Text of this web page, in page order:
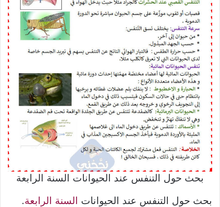
بحث حول التنفس عند الحيوانات السنة الرابعة
بحث حول التنفس عند الحيوانات السنة الرابعة.